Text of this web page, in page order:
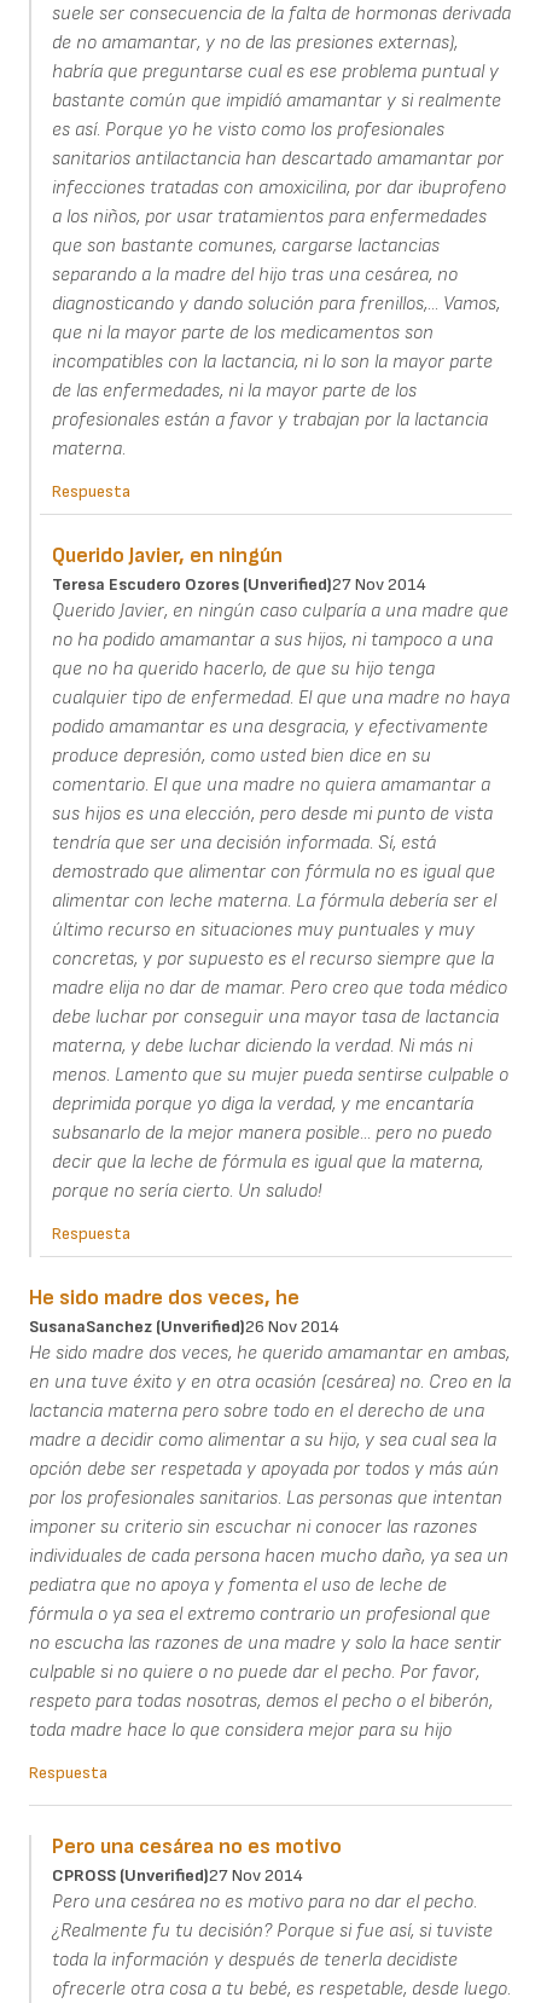
suele ser consecuencia de la falta de hormonas derivada
de no amamantar, y no de las presiones externas),
habría que preguntarse cual es ese problema puntual y
bastante común que impidíó amamantar y si realmente
es así. Porque yo he visto como los profesionales
sanitarios antilactancia han descartado amamantar por
infecciones tratadas con amoxicilina, por dar ibuprofeno
a los niños, por usar tratamientos para enfermedades
que son bastante comunes, cargarse lactancias
separando a la madre del hijo tras una cesárea, no
diagnosticando y dando solución para frenillos,... Vamos,
que ni la mayor parte de los medicamentos son
incompatibles con la lactancia, ni lo son la mayor parte
de las enfermedades, ni la mayor parte de los
profesionales están a favor y trabajan por la lactancia
materna.
Respuesta
Querido Javier, en ningún
Teresa Escudero Ozores (unverified)27 Nov 2014
Querido Javier, en ningún caso culparía a una madre que
no ha podido amamantar a sus hijos, ni tampoco a una
que no ha querido hacerlo, de que su hijo tenga
cualquier tipo de enfermedad. El que una madre no haya
podido amamantar es una desgracia, y efectivamente
produce depresión, como usted bien dice en su
comentario. El que una madre no quiera amamantar a
sus hijos es una elección, pero desde mi punto de vista
tendría que ser una decisión informada. Sí, está
demostrado que alimentar con fórmula no es igual que
alimentar con leche materna. La fórmula debería ser el
último recurso en situaciones muy puntuales y muy
concretas, y por supuesto es el recurso siempre que la
madre elija no dar de mamar. Pero creo que toda médico
debe luchar por conseguir una mayor tasa de lactancia
materna, y debe luchar diciendo la verdad. Ni más ni
menos. Lamento que su mujer pueda sentirse culpable o
deprimida porque yo diga la verdad, y me encantaría
subsanarlo de la mejor manera posible... pero no puedo
decir que la leche de fórmula es igual que la materna,
porque no sería cierto. Un saludo!
Respuesta
He sido madre dos veces, he
SusanaSanchez (unverified)26 Nov 2014
He sido madre dos veces, he querido amamantar en ambas,
en una tuve éxito y en otra ocasión (cesárea) no. Creo en la
lactancia materna pero sobre todo en el derecho de una
madre a decidir como alimentar a su hijo, y sea cual sea la
opción debe ser respetada y apoyada por todos y más aún
por los profesionales sanitarios. Las personas que intentan
imponer su criterio sin escuchar ni conocer las razones
individuales de cada persona hacen mucho daño, ya sea un
pediatra que no apoya y fomenta el uso de leche de
fórmula o ya sea el extremo contrario un profesional que
no escucha las razones de una madre y solo la hace sentir
culpable si no quiere o no puede dar el pecho. Por favor,
respeto para todas nosotras, demos el pecho o el biberón,
toda madre hace lo que considera mejor para su hijo
Respuesta
Pero una cesárea no es motivo
CPROSS (unverified)27 Nov 2014
Pero una cesárea no es motivo para no dar el pecho.
¿Realmente fu tu decisión? Porque si fue así, si tuviste
toda la información y después de tenerla decidiste
ofrecerle otra cosa a tu bebé, es respetable, desde luego.